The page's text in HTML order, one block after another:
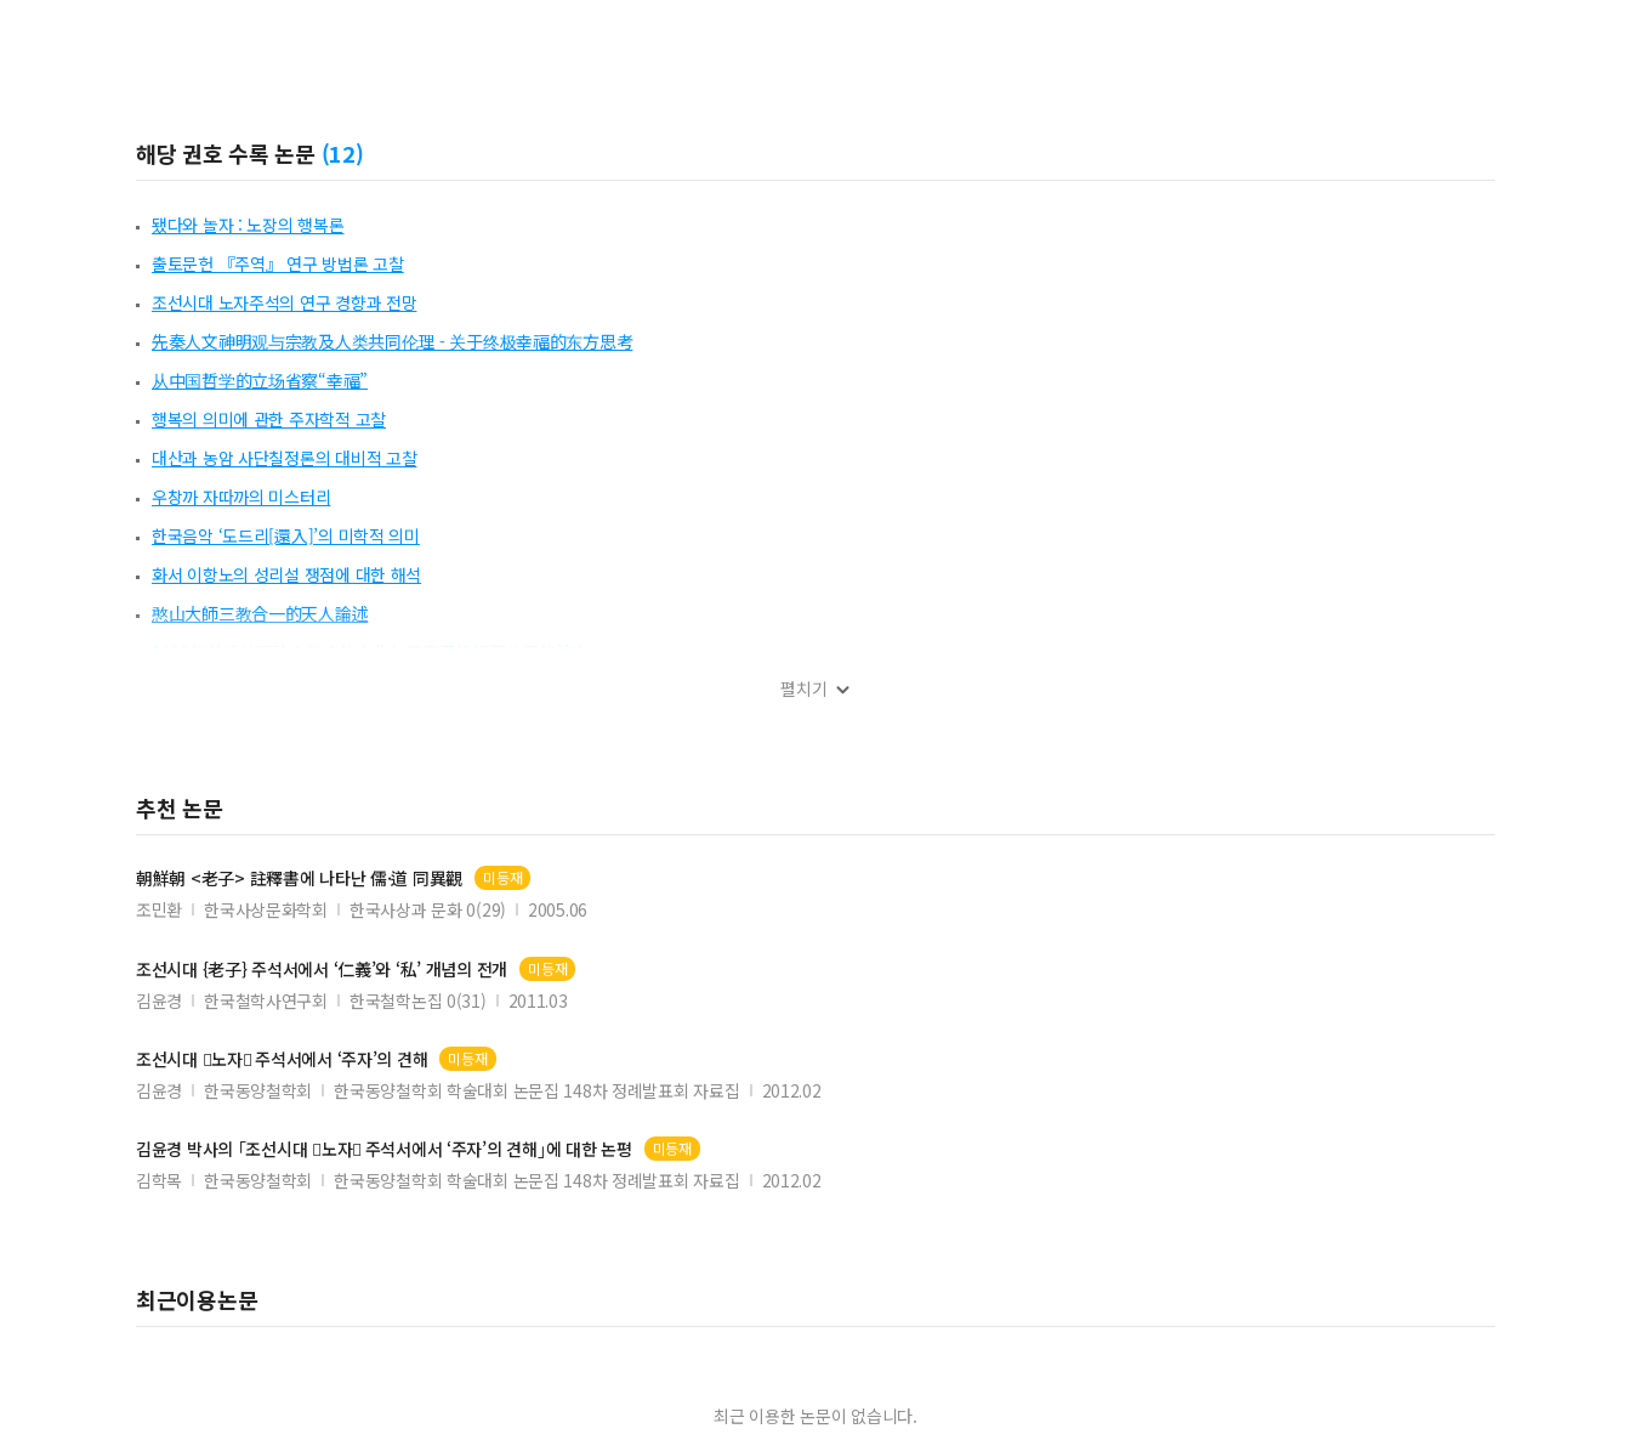
해당 권호 수록 논문 (12)
됐다와 놀자 : 노장의 행복론
출토문헌 『주역』 연구 방법론 고찰
조선시대 노자주석의 연구 경향과 전망
先秦人文神明观与宗教及人类共同伦理 - 关于终极幸福的东方思考
从中国哲学的立场省察“幸福”
행복의 의미에 관한 주자학적 고찰
대산과 농암 사단칠정론의 대비적 고찰
우창까 자따까의 미스터리
한국음악 ‘도드리[還入]’의 미학적 의미
화서 이항노의 성리설 쟁점에 대한 해석
憨山大師三教合一的天人論述
펼치기
추천 논문
朝鮮朝 <老子> 註釋書에 나타난 儒·道 同異觀 미등재
조민환 한국사상문화학회 한국사상과 문화 0(29) 2005.06
조선시대 {老子}주석서에서 ‘仁義’와 ‘私’ 개념의 전개 미등재
김윤경 한국철학사연구회 한국철학논집 0(31) 2011.03
조선시대 노자주석서에서 ‘주자’의 견해 미등재
김윤경 한국동양철학회 한국동양철학회 학술대회 논문집 148차 정례발표회 자료집 2012.02
김윤경 박사의 ｢조선시대 노자 주석서에서 ‘주자’의 견해｣에 대한 논평 미등재
김학목 한국동양철학회 한국동양철학회 학술대회 논문집 148차 정례발표회 자료집 2012.02
최근이용논문
최근 이용한 논문이 없습니다.